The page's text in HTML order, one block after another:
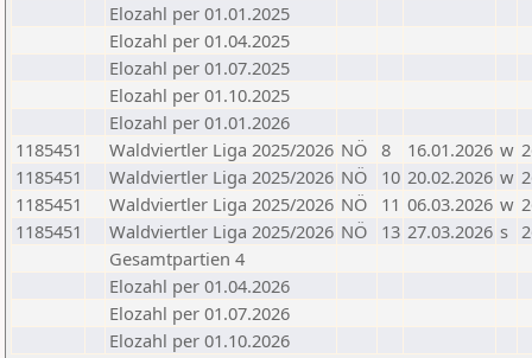
Elozahl per 01.01.2025
Elozahl per 01.04.2025
Elozahl per 01.07.2025
Elozahl per 01.10.2025
Elozahl per 01.01.2026
1185451
Waldviertler Liga 2025/2026 NÖ 8 16.01.2026 w
1185451
Waldviertler Liga 2025/2026 NÖ 10 20.02.2026 w
1185451
Waldviertler Liga 2025/2026 NÖ 11 06.03.2026 w
1185451
Waldviertler Liga 2025/2026 NÖ 13 27.03.2026 s
Gesamtpartien 4
Elozahl per 01.04.2026
Elozahl per 01.07.2026
Elozahl per 01.10.2026